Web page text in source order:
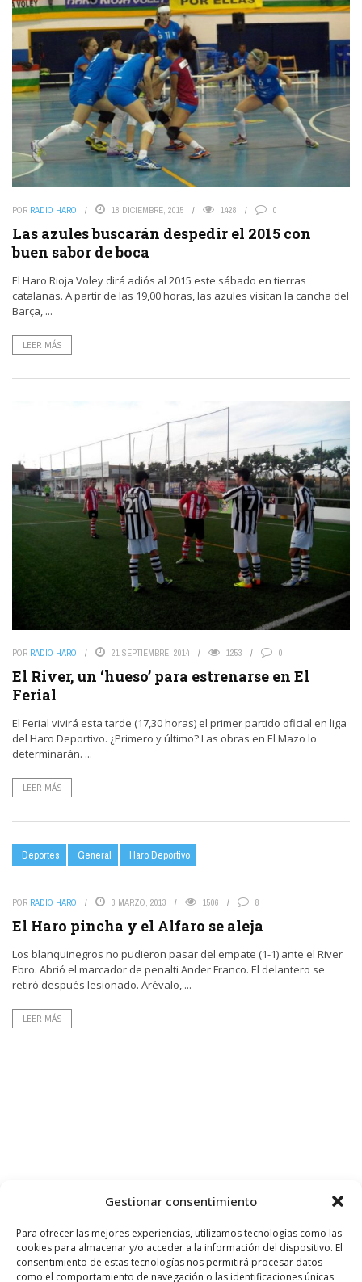
Gestionar consentimiento
Para ofrecer las mejores experiencias, utilizamos tecnologías como las
cookies para almacenar y/o acceder a la información del dispositivo. El
consentimiento de estas tecnologías nos permitirá procesar datos
como el comportamiento de navegación o las identificaciones únicas
POR RADIO HARO 18 DICIEMBRE, 2015 1428 0
Las azules buscarán despedir el 2015 con
buen sabor de boca
El Haro Rioja Voley dirá adiós al 2015 este sábado en tierras
catalanas. A partir de las 19,00 horas, las azules visitan la cancha del
Barça, ...
LEER MÁS
POR RADIO HARO 21 SEPTIEMBRE, 2014 1253 0
El River, un ‘hueso’ para estrenarse en El
Ferial
El Ferial vivirá esta tarde (17,30 horas) el primer partido oficial en liga
del Haro Deportivo. ¿Primero y último? Las obras en El Mazo lo
determinarán. ...
LEER MÁS
Deportes General Haro Deportivo
POR RADIO HARO 3 MARZO, 2013 1506 8
El Haro pincha y el Alfaro se aleja
Los blanquinegros no pudieron pasar del empate (1-1) ante el River
Ebro. Abrió el marcador de penalti Ander Franco. El delantero se
retiró después lesionado. Arévalo, ...
LEER MÁS